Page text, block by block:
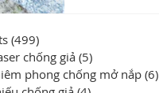
(499)
chống giả (5)
phong chống mở nắp (6)